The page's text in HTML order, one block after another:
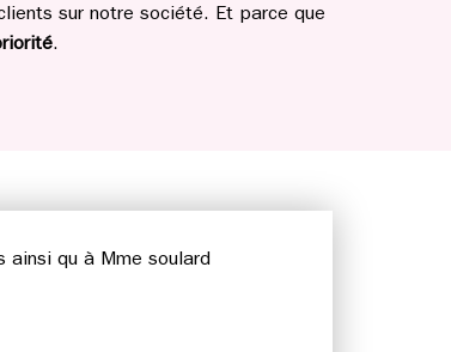
sur notre société. Et parce que
.
ainsi qu à Mme soulard